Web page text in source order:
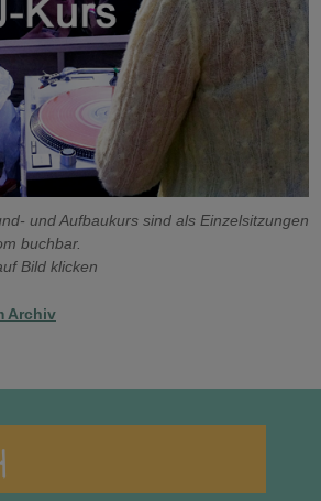
und Aufbaukurs sind als Einzelsitzungen
buchbar.
Bild klicken
Archiv